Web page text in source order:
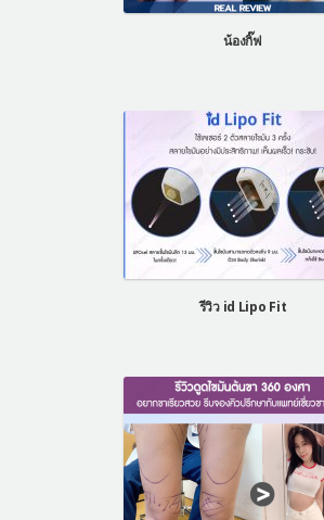
น้องกิ๊ฟ
รีวิว id Lipo Fit